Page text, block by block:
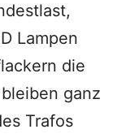
Lampen
die
ganz
Trafos